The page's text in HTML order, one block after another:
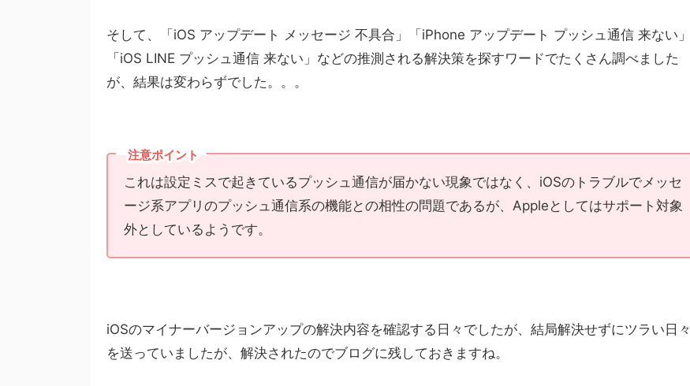
そして、「iOS アップデート メッセージ 不具合」「iPhone アップデート プッシュ通信 来ない」
「iOS LINE プッシュ通信 来ない」などの推測される解決策を探すワードでたくさん調べました
が、結果は変わらずでした。。。
注意ポイント
これは設定ミスで起きているプッシュ通信が届かない現象ではなく、iOSのトラブルでメッセ
ージ系アプリのプッシュ通信系の機能との相性の問題であるが、Appleとしてはサポート対象
外としているようです。
iOSのマイナーバージョンアップの解決内容を確認する日々でしたが、結局解決せずにツラい日々
を送っていましたが、解決されたのでブログに残しておきますね。